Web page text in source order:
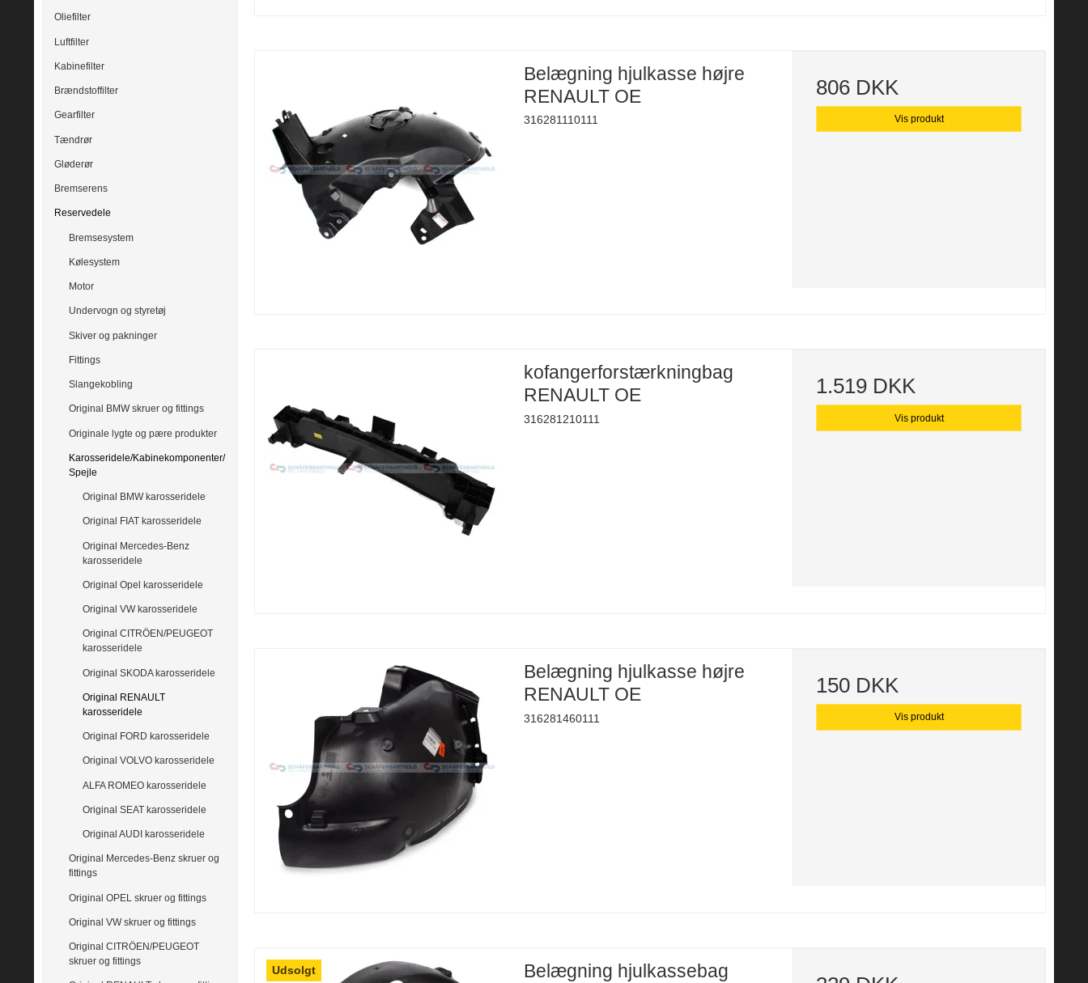
Oliefilter
Luftfilter
Kabinefilter
Brændstoffilter
Gearfilter
Tændrør
Gløderør
Bremserens
Reservedele
Bremsesystem
Kølesystem
Motor
Undervogn og styretøj
Skiver og pakninger
Fittings
Slangekobling
Original BMW skruer og fittings
Originale lygte og pære produkter
Karosseridele/Kabinekomponenter/
Spejle
Original BMW karosseridele
Original FIAT karosseridele
Original Mercedes-Benz
karosseridele
Original Opel karosseridele
Original VW karosseridele
Original CITRÖEN/PEUGEOT
karosseridele
Original SKODA karosseridele
Original RENAULT
karosseridele
Original FORD karosseridele
Original VOLVO karosseridele
ALFA ROMEO karosseridele
Original SEAT karosseridele
Original AUDI karosseridele
Original Mercedes-Benz skruer og
fittings
Original OPEL skruer og fittings
Original VW skruer og fittings
Original CITRÖEN/PEUGEOT
skruer og fittings
Belægning hjulkasse højre
RENAULT OE
316281110111
806 DKK
Vis produkt
kofangerforstærkningbag
RENAULT OE
316281210111
1.519 DKK
Vis produkt
Belægning hjulkasse højre
RENAULT OE
316281460111
150 DKK
Vis produkt
Udsolgt
Belægning hjulkassebag